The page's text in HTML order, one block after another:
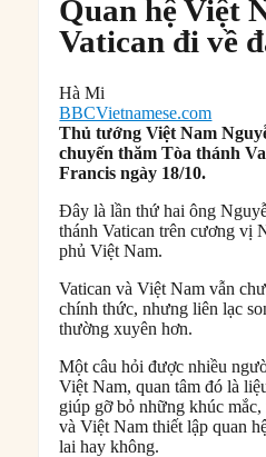
Quan hệ Việt
Vatican đi về
Hà Mi
BBCVietnamese.com
Thủ tướng Việt Nam
chuyến thăm Tòa thánh
Francis ngày 18/10.
Đây là lần thứ hai ông
thánh Vatican trên cương vị
phủ Việt Nam.
Vatican và Việt Nam vẫn
chính thức, nhưng liên lạc
thường xuyên hơn.
Một câu hỏi được nhiều
Việt Nam, quan tâm đó là
giúp gỡ bỏ những khúc
và Việt Nam thiết lập quan
lai hay không.